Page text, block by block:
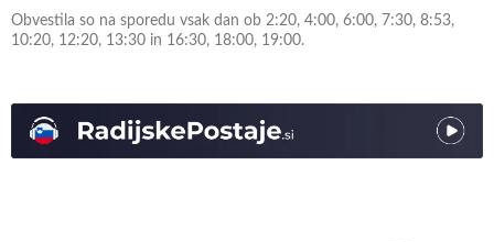
Obvestila so na sporedu vsak dan ob 2:20, 4:00, 6:00, 7:30, 8:53,
10:20, 12:20, 13:30 in 16:30, 18:00, 19:00.